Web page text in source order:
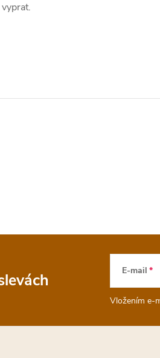
E-mail
Vložením e-